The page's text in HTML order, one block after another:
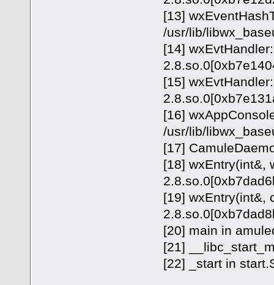
[13]
/usr/lib/
[14]
[15]
[16]
/usr/lib/
[17]
[18] wxEntry(int&,
[19] wxEntry(int&,
[20] main in
[21]
[22] _start in